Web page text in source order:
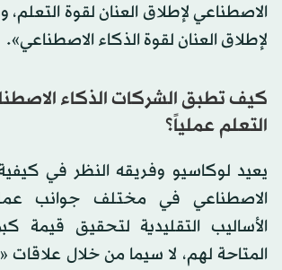
الاصطناعي لإطلاق العنان لقوة
لإطلاق العنان لقوة الذكاء الاصطناعي».
كيف تطبق الشركات الذكاء
التعلم عملياً؟
يعيد لوكاسيو وفريقه النظر في
الاصطناعي في مختلف جوانب
الأساليب التقليدية لتحقيق قيمة
المتاحة لهم، لا سيما من خلال